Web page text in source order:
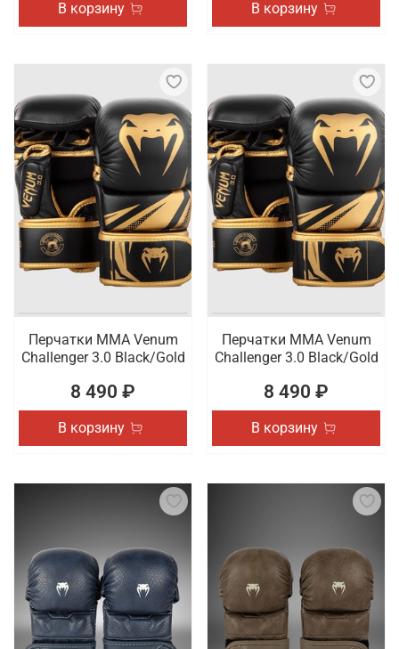
В корзину В корзину
Перчатки ММА Venum
Challenger 3.0 Black/Gold
8 490 ₽
В корзину
Перчатки ММА Venum
Challenger 3.0 Black/Gold
8 490 ₽
В корзину